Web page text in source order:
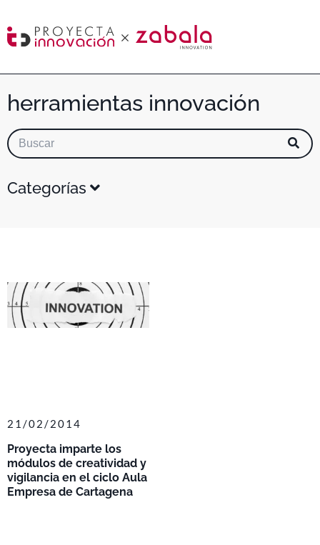
herramientas innovación
Categorías
Proyecta imparte los
módulos de creatividad y
vigilancia en el ciclo Aula
Empresa de Cartagena
21/02/2014